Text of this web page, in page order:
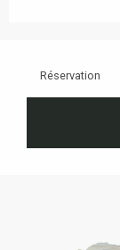
Réservation